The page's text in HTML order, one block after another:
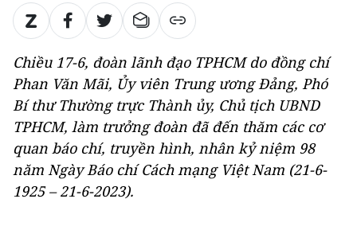
Chiều 17-6, đoàn lãnh đạo TPHCM do đồng chí
Phan Văn Mãi, Ủy viên Trung ương Đảng, Phó
Bí thư Thường trực Thành ủy, Chủ tịch UBND
TPHCM, làm trưởng đoàn đã đến thăm các cơ
quan báo chí, truyền hình, nhân kỷ niệm 98
năm Ngày Báo chí Cách mạng Việt Nam (21-6-
1925 – 21-6-2023).